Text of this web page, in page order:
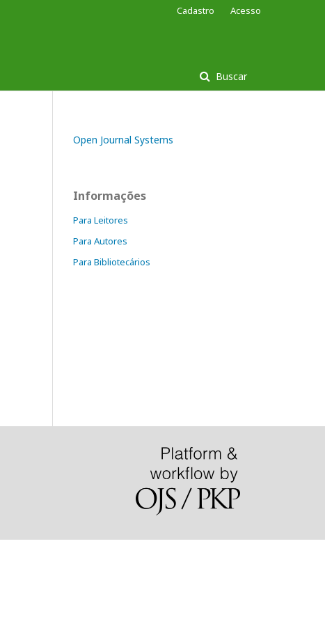
Buscar
Cadastro Acesso
Open Journal Systems
Informações
Para Leitores
Para Autores
Para Bibliotecários